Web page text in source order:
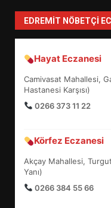
EDREMIT NÖBETÇI
Hayat Eczanesi
Camivasat Mahallesi,
Hastanesi Karşısı)
0266 373 11 22
Körfez Eczanesi
Akçay Mahallesi,
Yanı)
0266 384 55 66
4
5
6